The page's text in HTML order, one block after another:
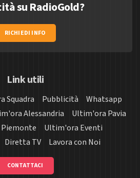
su RadioGold?
RICHIEDI INFO
Link utili
Squadra Pubblicità
Whatsapp
Alessandria
Ultim'ora Pavia
Ultim'ora Eventi
Diretta TV Lavora con Noi
CONTATTACI